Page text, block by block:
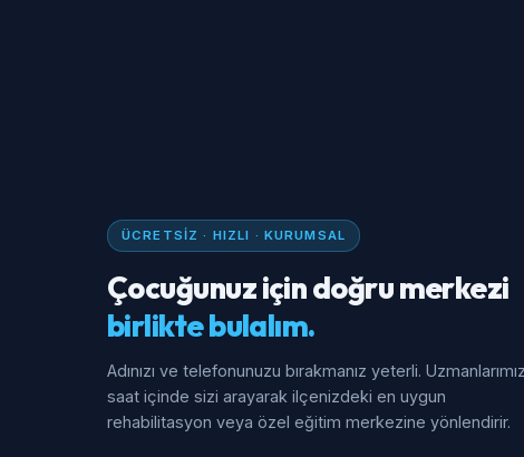
ÜCRETSIZ · HIZLI · KURUMSAL
Çocuğunuz için doğru merkezi
birlikte bulalım.
Adınızı ve telefonunuzu bırakmanız yeterli.
saat içinde sizi arayarak ilçenizdeki en uygun
rehabilitasyon veya özel eğitim merkezine yönlendirir.